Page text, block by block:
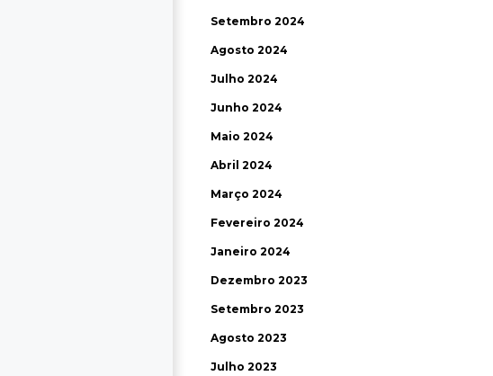
Setembro 2024
Agosto 2024
Julho 2024
Junho 2024
Maio 2024
Abril 2024
Março 2024
Fevereiro 2024
Janeiro 2024
Dezembro 2023
Setembro 2023
Agosto 2023
Julho 2023